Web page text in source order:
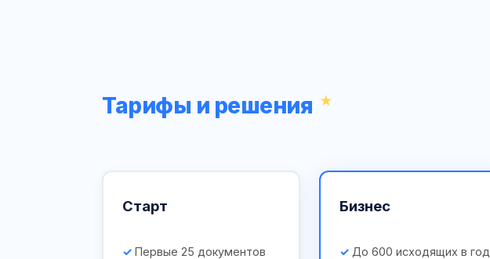
Тарифы и решения
Старт
Первые 25 документов
Бизнес
До 600 исходящих в год